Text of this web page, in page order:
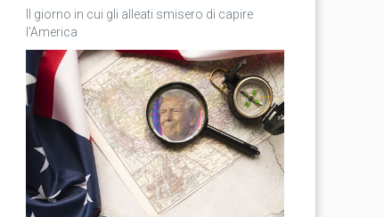
Il giorno in cui gli alleati smisero di capire
l’America